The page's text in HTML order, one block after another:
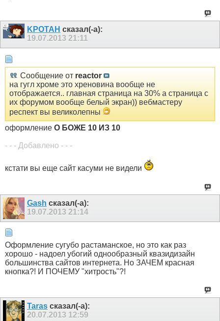
KPOTAH сказал(-а):
19.07.2013 21:11
Сообщение от reactor
на гугл хроме это хреновина вообще не
отображается.. главная страница на 30% а страница с
их форумом вообще белый экран)) вебмастеру
респект вы великолепны
оформление О БОЖЕ 10 ИЗ 10
- - - Добавлено - - -
кстати вы еще сайт касуми не видели
Gash сказал(-а):
19.07.2013 21:14
Оформление сугубо растаманское, но это как раз
хорошо - надоел убогий однообразный квазидизайн
большинства сайтов интернета. Но ЗАЧЕМ красная
кнопка?! И ПОЧЕМУ "хитрость"?!
Taras сказал(-а):
20.07.2013 12:59